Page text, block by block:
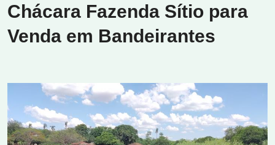
Chácara Fazenda Sítio para
Venda em Bandeirantes